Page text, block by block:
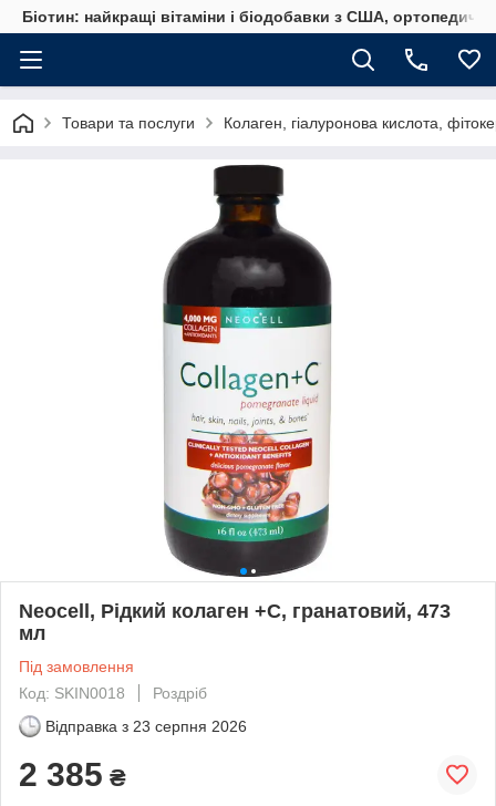
Біотин: найкращі вітаміни і біодобавки з США,
Товари та послуги Колаген, гіалуронова кислота,
Neocell, Рідкий колаген +C, гранатовий, 473
мл
Під замовлення
Код: SKIN0018
Роздріб
Відправка з 23 серпня 2026
2 385 ₴